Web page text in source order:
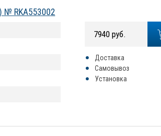
№ RKA553002
7940 руб.
Доставка
Самовывоз
Установка